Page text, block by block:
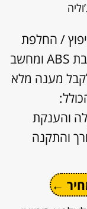
/ החלפת
ABS לאלפא רומיאו ג’וליה כולל משאבת ABS ומחשב
מענה מלא
והענקת
והתקנה
←